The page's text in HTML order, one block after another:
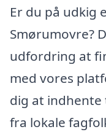
Er du på udkig
Smørumovre?
udfordring at
med vores
dig at
fra lokale